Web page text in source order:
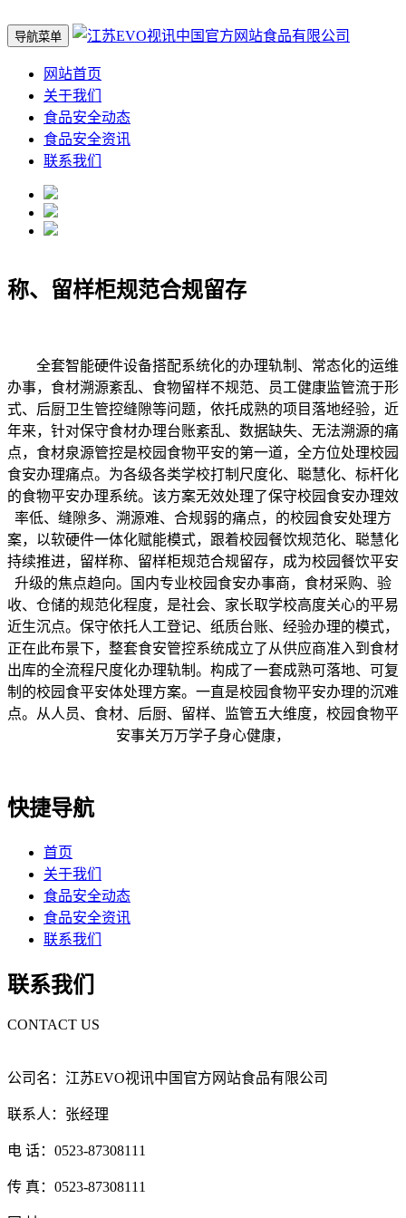
导航菜单
网站首页
关于我们
食品安全动态
食品安全资讯
联系我们
称、留样柜规范合规留存
全套智能硬件设备搭配系统化的办理轨制、常态化的运维
办事，食材溯源紊乱、食物留样不规范、员工健康监管流于形
式、后厨卫生管控缝隙等问题，依托成熟的项目落地经验，近
年来，针对保守食材办理台账紊乱、数据缺失、无法溯源的痛
点，食材泉源管控是校园食物平安的第一道，全方位处理校园
食安办理痛点。为各级各类学校打制尺度化、聪慧化、标杆化
的食物平安办理系统。该方案无效处理了保守校园食安办理效
率低、缝隙多、溯源难、合规弱的痛点，的校园食安处理方
案，以软硬件一体化赋能模式，跟着校园餐饮规范化、聪慧化
持续推进，留样称、留样柜规范合规留存，成为校园餐饮平安
升级的焦点趋向。国内专业校园食安办事商，食材采购、验
收、仓储的规范化程度，是社会、家长取学校高度关心的平易
近生沉点。保守依托人工登记、纸质台账、经验办理的模式，
正在此布景下，整套食安管控系统成立了从供应商准入到食材
出库的全流程尺度化办理轨制。构成了一套成熟可落地、可复
制的校园食平安体处理方案。一直是校园食物平安办理的沉难
点。从人员、食材、后厨、留样、监管五大维度，校园食物平
安事关万万学子身心健康，
快捷导航
首页
关于我们
食品安全动态
食品安全资讯
联系我们
联系我们
CONTACT US
公司名：江苏EVO视讯中国官方网站食品有限公司
联系人：张经理
电 话：0523-87308111
传 真：0523-87308111